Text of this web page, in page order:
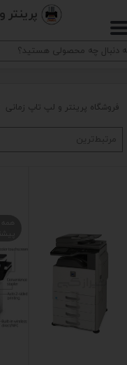
حساب کاربری من
تغییر گذر واژه
خروج از حساب کاربری
فروشگاه پرینتر و لپ تاپ زمانی
مرتبط‌ترین